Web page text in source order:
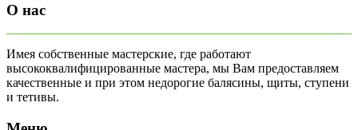
О нас
Имея собственные мастерские, где работают
высококвалифицированные мастера, мы Вам предоставляем
качественные и при этом недорогие балясины, щиты, ступени
и тетивы.